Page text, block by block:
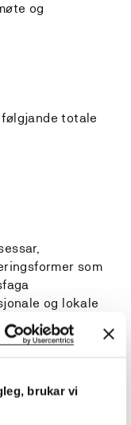
brukar vi
og
totale
som
og lokale
styrking av
og barn si rett til